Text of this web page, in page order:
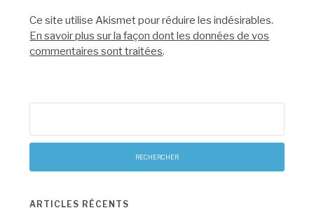
Ce site utilise Akismet pour réduire les indésirables.
En savoir plus sur la façon dont les données de vos
commentaires sont traitées.
ARTICLES RÉCENTS